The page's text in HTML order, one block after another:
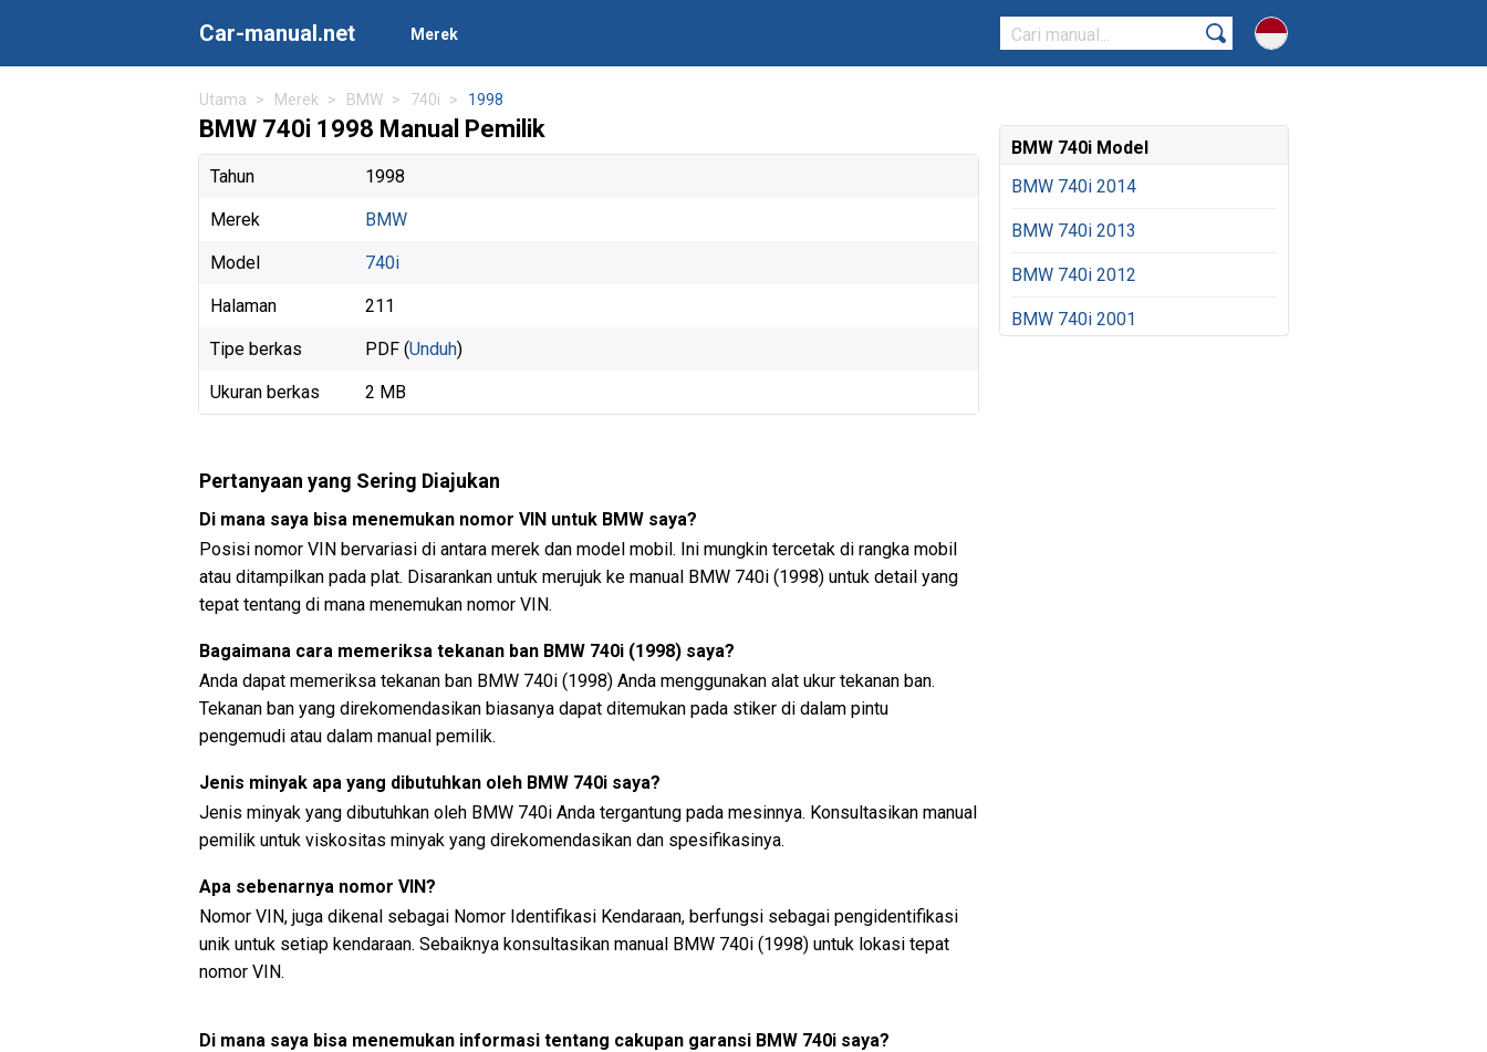
Car-manual.net Merek
Utama Merek BMW 740i 1998
BMW 740i 1998 Manual Pemilik
Tahun 1998
Merek BMW
Model 740i
Halaman 211
Tipe berkas PDF (Unduh)
Ukuran berkas 2 MB
Pertanyaan yang Sering Diajukan
Di mana saya bisa menemukan nomor VIN untuk BMW saya?
Posisi nomor VIN bervariasi di antara merek dan model mobil. Ini mungkin tercetak di rangka mobil
atau ditampilkan pada plat. Disarankan untuk merujuk ke manual BMW 740i (1998) untuk detail yang
tepat tentang di mana menemukan nomor VIN.
Bagaimana cara memeriksa tekanan ban BMW 740i (1998) saya?
Anda dapat memeriksa tekanan ban BMW 740i (1998) Anda menggunakan alat ukur tekanan ban.
Tekanan ban yang direkomendasikan biasanya dapat ditemukan pada stiker di dalam pintu
pengemudi atau dalam manual pemilik.
Jenis minyak apa yang dibutuhkan oleh BMW 740i saya?
Jenis minyak yang dibutuhkan oleh BMW 740i Anda tergantung pada mesinnya. Konsultasikan manual
pemilik untuk viskositas minyak yang direkomendasikan dan spesifikasinya.
Apa sebenarnya nomor VIN?
Nomor VIN, juga dikenal sebagai Nomor Identifikasi Kendaraan, berfungsi sebagai pengidentifikasi
unik untuk setiap kendaraan. Sebaiknya konsultasikan manual BMW 740i (1998) untuk lokasi tepat
nomor VIN.
Di mana saya bisa menemukan informasi tentang cakupan garansi BMW 740i saya?
BMW 740i Model
BMW 740i 2014
BMW 740i 2013
BMW 740i 2012
BMW 740i 2001